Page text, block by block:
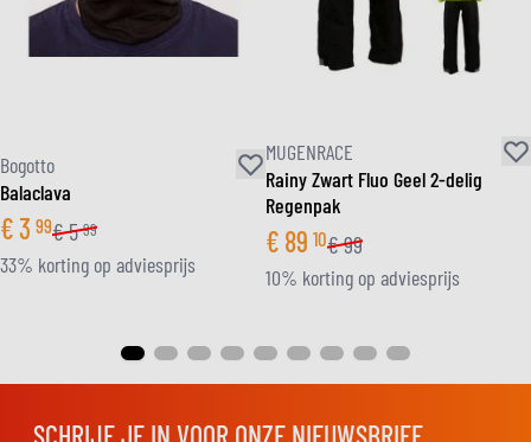
Bogotto
Balaclava
€3 99€5 99
33% korting op adviesprijs
MUGENRACE
Rainy Zwart Fluo Geel 2-delig
Regenpak
€ 89 10€99
10% korting op adviesprijs